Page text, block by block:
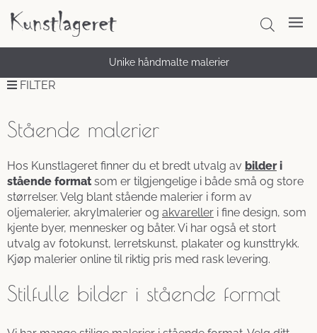
Unike håndmalte malerier
FILTER
Stående malerier
Hos Kunstlageret finner du et bredt utvalg av bilderi
stående format som er tilgjengelige i både små og store
størrelser. Velg blant stående malerier i form av
oljemalerier, akrylmalerier og akvareller i fine design, som
kjente byer, mennesker og båter. Vi har også et stort
utvalg av fotokunst, lerretskunst, plakater og kunsttrykk.
Kjøp malerier online til riktig pris med rask levering.
Stilfulle bilder i stående format